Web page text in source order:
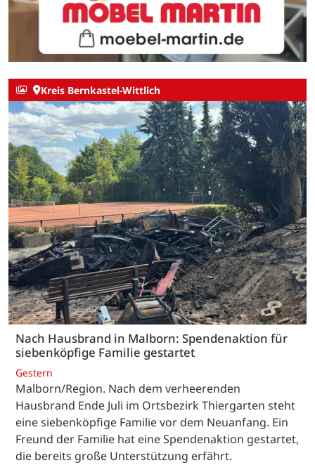
Kreis Bernkastel-Wittlich
Nach Hausbrand in Malborn: Spendenaktion für
siebenköpfige Familie gestartet
Gestern
Malborn/Region. Nach dem verheerenden
Hausbrand Ende Juli im Ortsbezirk Thiergarten steht
eine siebenköpfige Familie vor dem Neuanfang. Ein
Freund der Familie hat eine Spendenaktion gestartet,
die bereits große Unterstützung erfährt.